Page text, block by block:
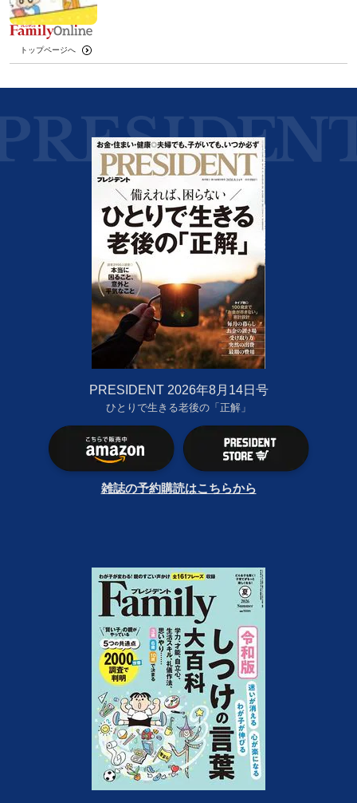
トップページへ
PRESIDENT 2026年8月14日号
ひとりで生きる老後の「正解」
雑誌の予約購読はこちらから